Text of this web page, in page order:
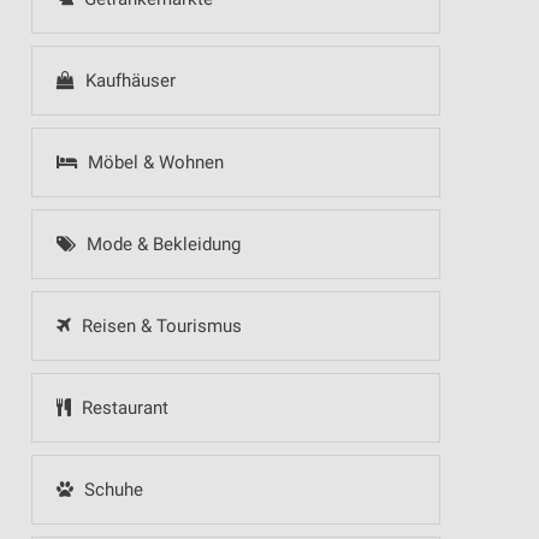
Kaufhäuser
Möbel & Wohnen
Mode & Bekleidung
Reisen & Tourismus
Restaurant
Schuhe